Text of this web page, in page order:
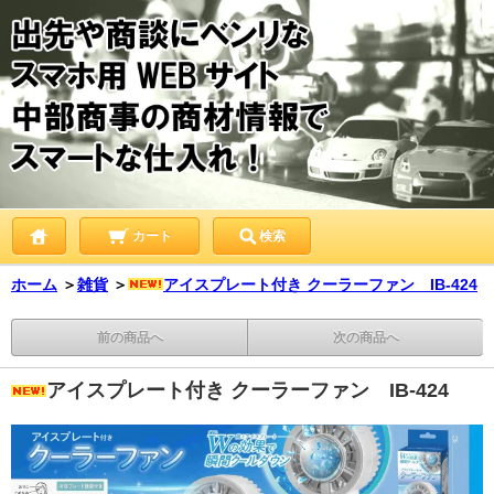
カート 検索
ホーム ＞雑貨 ＞ アイスプレート付き クーラーファン IB-424
前の商品へ 次の商品へ
アイスプレート付き クーラーファン IB-424